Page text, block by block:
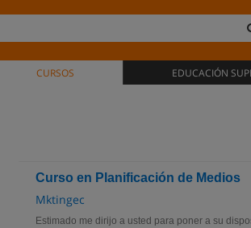
CURSOS EDUCACIÓN
Curso en Planificación de Medios
Mktingec
Estimado me dirijo a usted para poner a su